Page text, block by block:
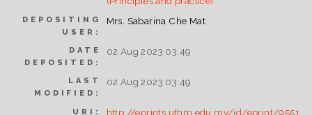
DEPOSITING
USER:
Mrs. Sabarina Che Mat
DATE
DEPOSITED:
02 Aug 2023 03:49
LAST
MODIFIED:
02 Aug 2023 03:49
URI: http://eprints.uthm.edu.my/id/eprint/9551